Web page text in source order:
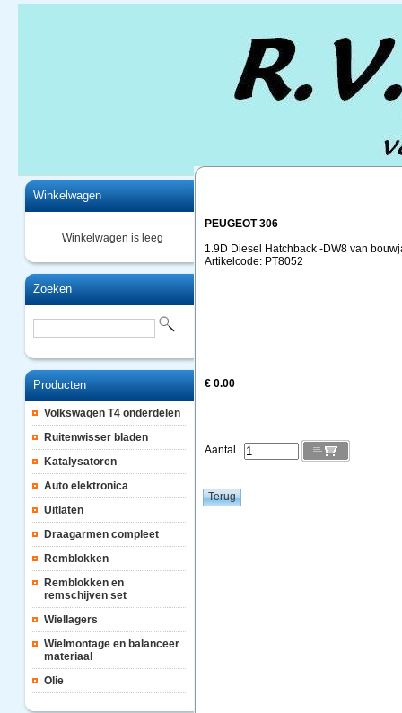
Winkelwagen
Winkelwagen is leeg
Zoeken
Producten
Volkswagen T4 onderdelen
Ruitenwisser bladen
Katalysatoren
Auto elektronica
Uitlaten
Draagarmen compleet
Remblokken
Remblokken en
remschijven set
Wiellagers
Wielmontage en balanceer
materiaal
Olie
PEUGEOT 306
1.9D Diesel Hatchback -DW8 van
Artikelcode: PT8052
€ 0.00
Aantal